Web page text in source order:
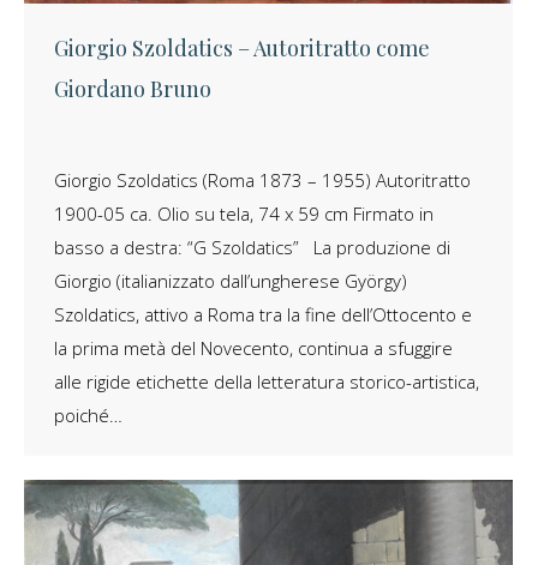
Giorgio Szoldatics – Autoritratto come
Giordano Bruno
Giorgio Szoldatics (Roma 1873 – 1955) Autoritratto
1900-05 ca. Olio su tela, 74 x 59 cm Firmato in
basso a destra: “G Szoldatics” La produzione di
Giorgio (italianizzato dall’ungherese György)
Szoldatics, attivo a Roma tra la fine dell’Ottocento e
la prima metà del Novecento, continua a sfuggire
alle rigide etichette della letteratura storico-artistica,
poiché…